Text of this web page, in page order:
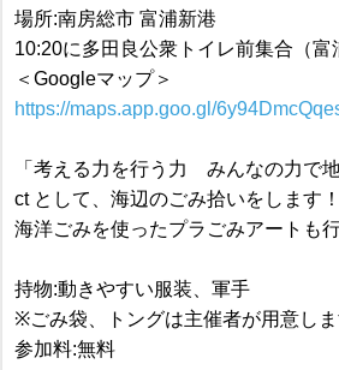
場所:南房総市 富浦新港
10:20に多田良公衆トイレ前集合（富
＜Googleマップ＞
https://maps.app.goo.gl/
「考える力を行う力 みんなの力で
ct として、海辺のごみ拾いをします！
海洋ごみを使ったプラごみアートも
持物:動きやすい服装、軍手
※ごみ袋、トングは主催者が用意しま
参加料:無料